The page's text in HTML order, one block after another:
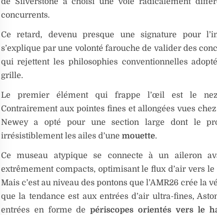
concurrents.
Ce retard, devenu presque une signature pour
s’explique par une volonté farouche de valider des
qui rejettent les philosophies conventionnelles
grille.
Le premier élément qui frappe l’œil est le
Contrairement aux pointes fines et allongées vues
Newey a opté pour une section large dont le
irrésistiblement les ailes d’une mouette.
Ce museau atypique se connecte à un aileron
extrêmement compacts, optimisant le flux d’air vers le
Mais c’est au niveau des pontons que l’AMR26 crée la
que la tendance est aux entrées d’air ultra-fines,
entrées en forme depériscopes orientés vers le